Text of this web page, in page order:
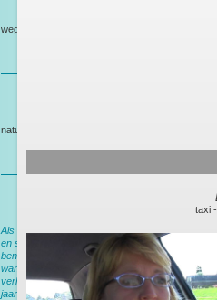
taxi
weg
natuur
Als ik hier rij denk ik aan ruimte, rust
en schapen. En aan thuis, want dan
ben ik op weg naar huis. Nog wel,
want over een maand ga ik
verhuizen, dan heb ik deze weg 15
jaar gereden.